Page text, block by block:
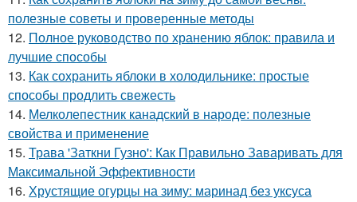
полезные советы и проверенные методы
12. Полное руководство по хранению яблок: правила и
лучшие способы
13. Как сохранить яблоки в холодильнике: простые
способы продлить свежесть
14. Мелколепестник канадский в народе: полезные
свойства и применение
15. Трава 'Заткни Гузно': Как Правильно Заваривать для
Максимальной Эффективности
16. Хрустящие огурцы на зиму: маринад без уксуса